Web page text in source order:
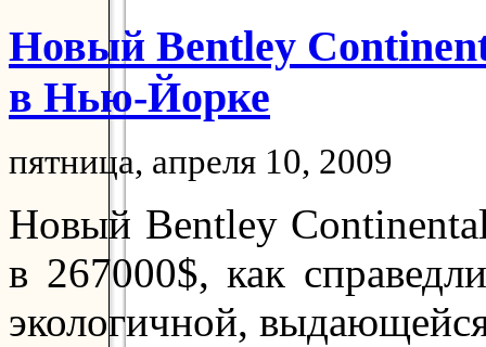
Новый Bentley
в Нью-Йорке
пятница, апреля 10, 2009
Новый Bentley
в 267000$, как
экологичной,